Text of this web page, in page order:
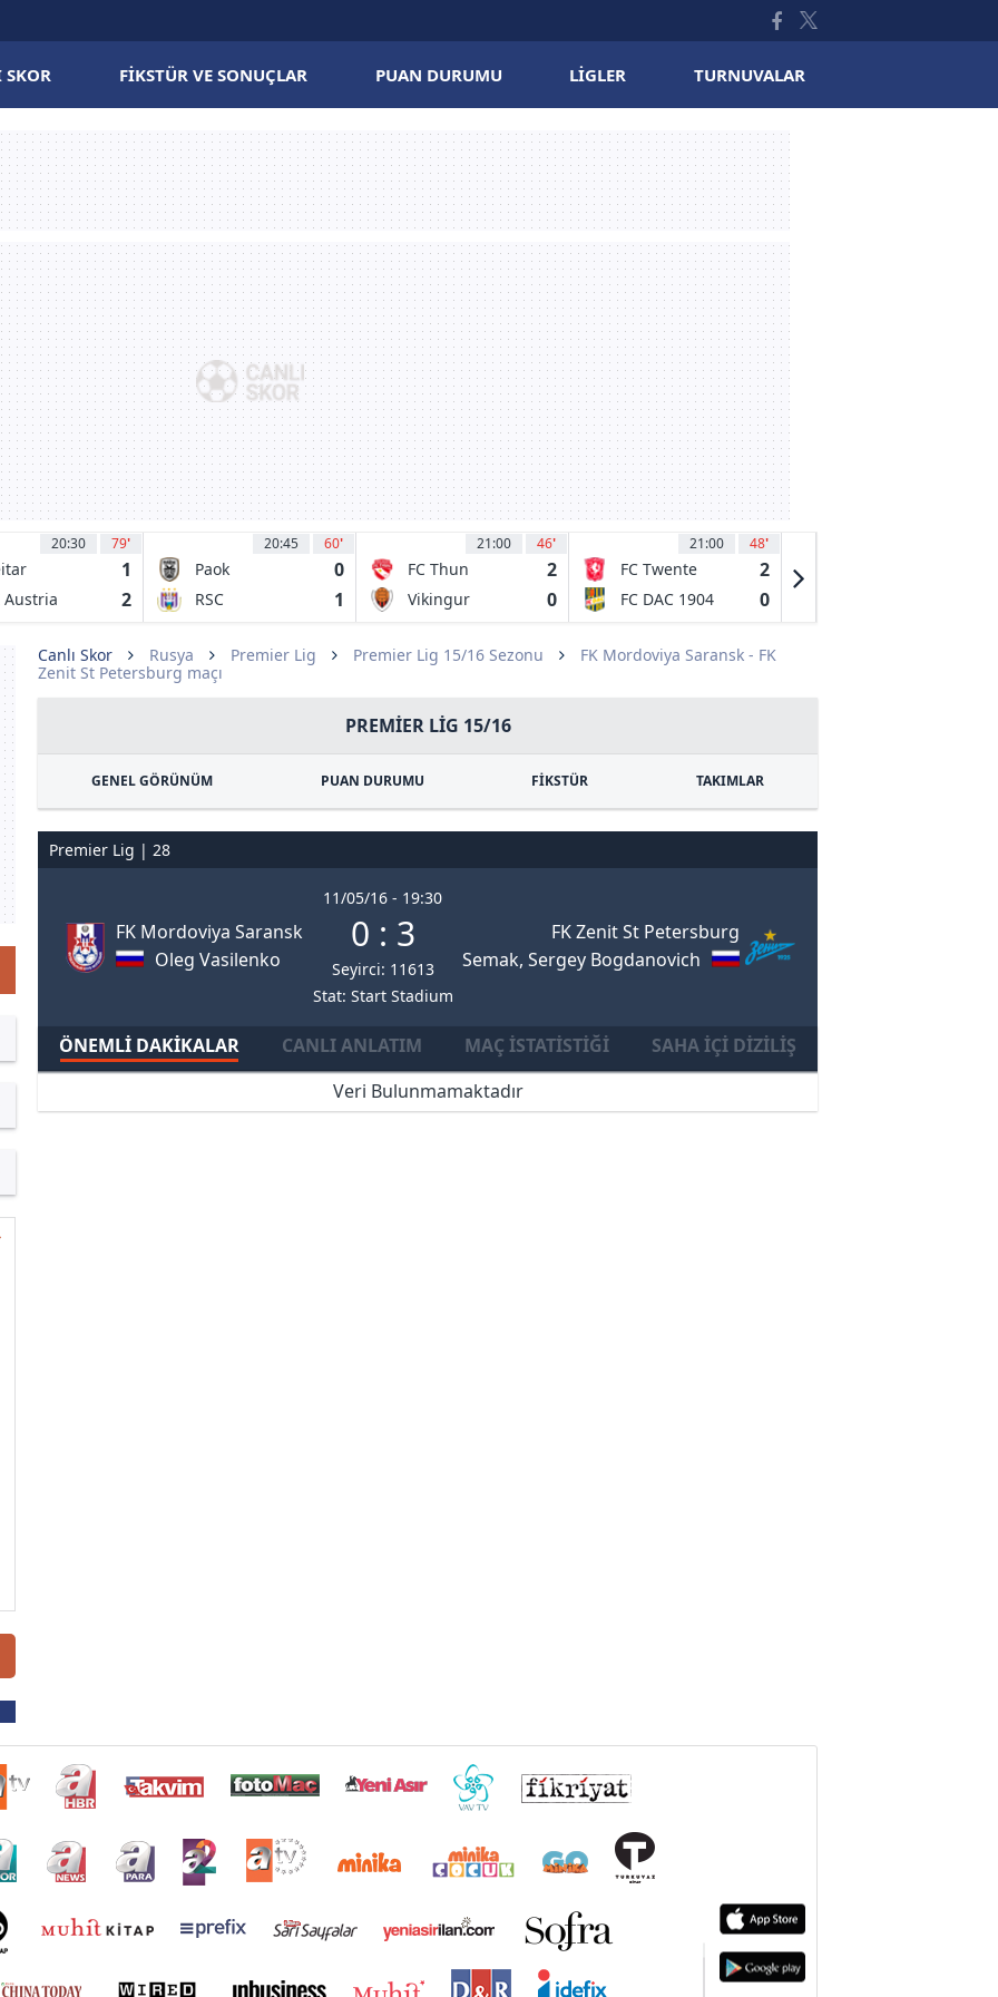
SKOR FIKSTÜR VE SONUÇLAR PUAN DURUMU LIGLER TURNUVALAR
20:30 79'
FC
1
Austria
2
20:45 60'
Paok
Thessaloniki
0
RSC
1
21:00 46'
FC Thun 2
Vikingur
0
21:00 48'
FC Twente
Enschede
2
FC DAC 1904
Streda
0
Canlı Skor Rusya Premier Lig Premier Lig 15/16 Sezonu
FK Mordoviya Saransk - FK
Zenit St Petersburg maçı
PREMIER LIG 15/16
GENEL GÖRÜNÜM PUAN DURUMU FİKSTÜR TAKIMLAR
Premier Lig | 28
FK Mordoviya Saransk
Oleg Vasilenko
11/05/16 - 19:30
0 : 3
Seyirci: 11613
Stat: Start Stadium
FK Zenit St Petersburg
Semak, Sergey Bogdanovich
ÖNEMLI DAKIKALAR CANLI ANLATIM MAÇ İSTATISTIĞI
SAHA İÇI DIZILIŞ
Veri Bulunmamaktadır